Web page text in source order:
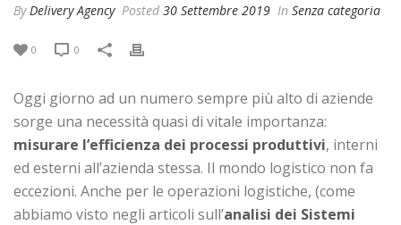
By Delivery Agency Posted 30 Settembre 2019 In Senza categoria
0 0
Oggi giorno ad un numero sempre più alto di aziende
sorge una necessità quasi di vitale importanza:
misurare l’efficienza dei processi produttivi, interni
ed esterni all’azienda stessa. Il mondo logistico non fa
eccezioni. Anche per le operazioni logistiche, (come
abbiamo visto negli articoli sull’analisi dei Sistemi